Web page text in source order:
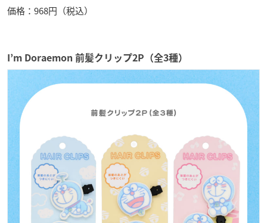
価格：968円（税込）
I’m Doraemon 前髪クリップ2P（全3種）